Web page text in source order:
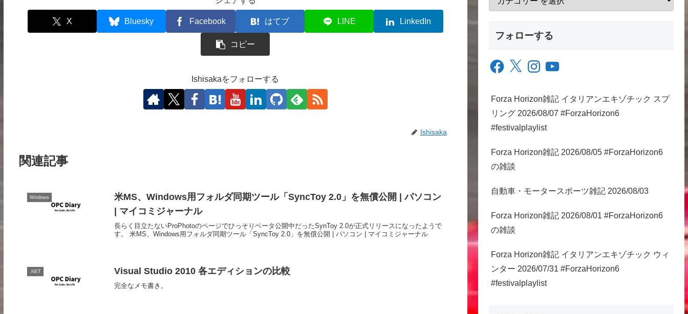
X Bluesky Facebook はてブ LINE LinkedIn
コピー
Ishisakaをフォローする
Ishisaka
関連記事
Windows
米MS、Windows用フォルダ同期ツール「SyncToy 2.0」を無償公開 | パソコン
| マイコミジャーナル
長らく目立たないProPhotoのページでひっそりベータ公開中だったSynToy 2.0が正式リリースになったようで
す。 米MS、Windows用フォルダ同期ツール「SyncToy 2.0」を無償公開 | パソコン | マイコミジャーナル
.NET Visual Studio 2010 各エディションの比較
完全なメモ書き。
フォローする
Facebook
X InstagramYouTube
Forza Horizon雑記 イタリアンエキゾチック スプ
リング 2026/08/07 #ForzaHorizon6
#festivalplaylist
Forza Horizon雑記 2026/08/05 #ForzaHorizon6
の雑談
自動車・モータースポーツ雑記 2026/08/03
Forza Horizon雑記 2026/08/01 #ForzaHorizon6
の雑談
Forza Horizon雑記 イタリアンエキゾチック ウィ
ンター 2026/07/31 #ForzaHorizon6
#festivalplaylist